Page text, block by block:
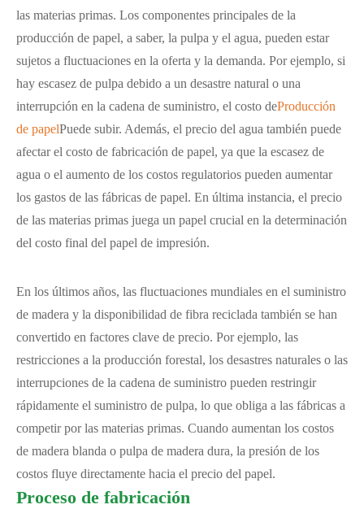
las materias primas. Los componentes principales de la
producción de papel, a saber, la pulpa y el agua, pueden estar
sujetos a fluctuaciones en la oferta y la demanda. Por ejemplo, si
hay escasez de pulpa debido a un desastre natural o una
interrupción en la cadena de suministro, el costo deProducción
de papelPuede subir. Además, el precio del agua también puede
afectar el costo de fabricación de papel, ya que la escasez de
agua o el aumento de los costos regulatorios pueden aumentar
los gastos de las fábricas de papel. En última instancia, el precio
de las materias primas juega un papel crucial en la determinación
del costo final del papel de impresión.
En los últimos años, las fluctuaciones mundiales en el suministro
de madera y la disponibilidad de fibra reciclada también se han
convertido en factores clave de precio. Por ejemplo, las
restricciones a la producción forestal, los desastres naturales o las
interrupciones de la cadena de suministro pueden restringir
rápidamente el suministro de pulpa, lo que obliga a las fábricas a
competir por las materias primas. Cuando aumentan los costos
de madera blanda o pulpa de madera dura, la presión de los
costos fluye directamente hacia el precio del papel.
Proceso de fabricación